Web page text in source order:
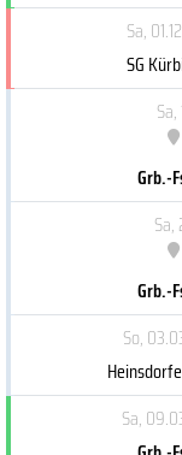
Sa,
SG
Grb.-
Grb.-
So,
Sa,